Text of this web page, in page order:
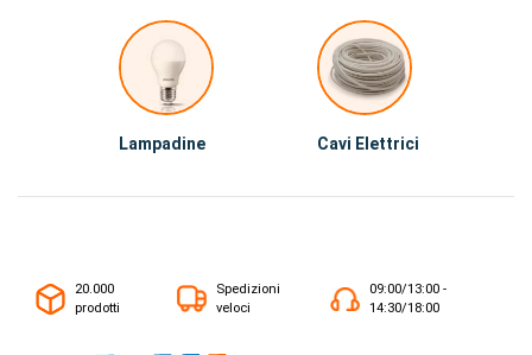
Lampadine Cavi Elettrici
20.000
prodotti
Spedizioni
veloci
09:00/13:00 -
14:30/18:00